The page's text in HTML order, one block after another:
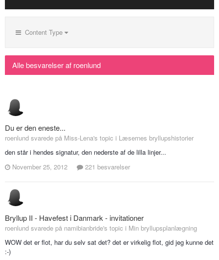
Content Type
Alle besvarelser af roenlund
Du er den eneste...
roenlund svarede på Miss-Lena's topic i Læsernes bryllupshistorier
den står i hendes signatur, den nederste af de lilla linjer...
November 25, 2012
221 besvarelser
Bryllup II - Havefest i Danmark - invitationer
roenlund svarede på namibianbride's topic i Min bryllupsplanlægning
WOW det er flot, har du selv sat det? det er virkelig flot, gid jeg kunne det
:-)